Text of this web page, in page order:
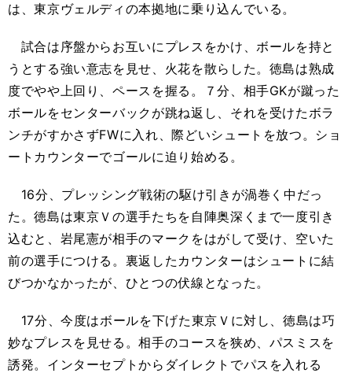
は、東京ヴェルディの本拠地に乗り込んでいる。
試合は序盤からお互いにプレスをかけ、ボールを持と
うとする強い意志を見せ、火花を散らした。徳島は熟成
度でやや上回り、ペースを握る。７分、相手GKが蹴った
ボールをセンターバックが跳ね返し、それを受けたボラ
ンチがすかさずFWに入れ、際どいシュートを放つ。ショ
ートカウンターでゴールに迫り始める。
16分、プレッシング戦術の駆け引きが渦巻く中だっ
た。徳島は東京Ｖの選手たちを自陣奥深くまで一度引き
込むと、岩尾憲が相手のマークをはがして受け、空いた
前の選手につける。裏返したカウンターはシュートに結
びつかなかったが、ひとつの伏線となった。
17分、今度はボールを下げた東京Ｖに対し、徳島は巧
妙なプレスを見せる。相手のコースを狭め、パスミスを
誘発。インターセプトからダイレクトでパスを入れる